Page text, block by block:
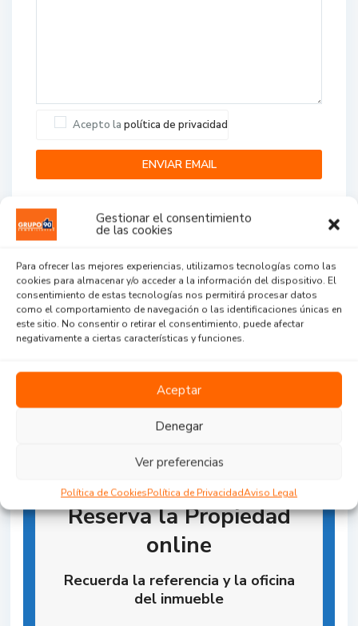
Gestionar el consentimiento
de las cookies
Para ofrecer las mejores experiencias, utilizamos tecnologías como las
cookies para almacenar y/o acceder a la información del dispositivo. El
consentimiento de estas tecnologías nos permitirá procesar datos
como el comportamiento de navegación o las identificaciones únicas en
este sitio. No consentir o retirar el consentimiento, puede afectar
negativamente a ciertas características y funciones.
Aceptar
Denegar
Ver preferencias
Política de CookiesPolítica de PrivacidadAviso Legal
Acepto la política de privacidad
Agent Reviews
...
Reserva la Propiedad
online
Recuerda la referencia y la oficina
del inmueble